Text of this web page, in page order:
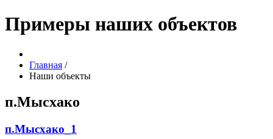
Примеры наших объектов
Главная /
Наши объекты
п.Мысхако
п.Мысхако_1